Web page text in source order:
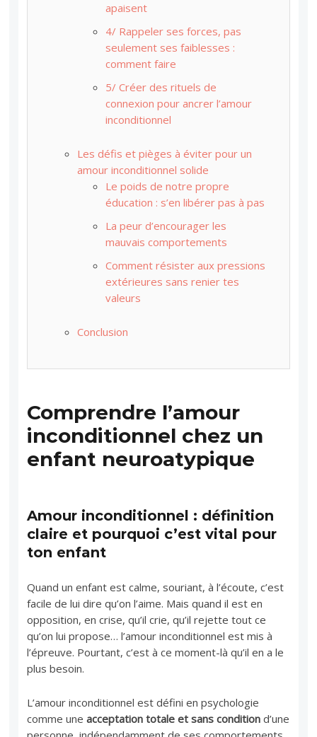
apaisent
4/ Rappeler ses forces, pas
seulement ses faiblesses :
comment faire
5/ Créer des rituels de
connexion pour ancrer l’amour
inconditionnel
Les défis et pièges à éviter pour un
amour inconditionnel solide
Le poids de notre propre
éducation : s’en libérer pas à pas
La peur d’encourager les
mauvais comportements
Comment résister aux pressions
extérieures sans renier tes
valeurs
Conclusion
Comprendre l’amour
inconditionnel chez un
enfant neuroatypique
Amour inconditionnel : définition
claire et pourquoi c’est vital pour
ton enfant
Quand un enfant est calme, souriant, à l’écoute, c’est
facile de lui dire qu’on l’aime. Mais quand il est en
opposition, en crise, qu’il crie, qu’il rejette tout ce
qu’on lui propose… l’amour inconditionnel est mis à
l’épreuve. Pourtant, c’est à ce moment-là qu’il en a le
plus besoin.
L’amour inconditionnel est défini en psychologie
comme uneacceptation totale et sans condition d’une